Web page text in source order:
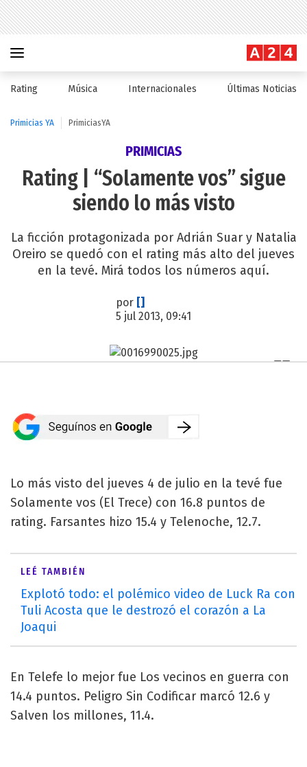
Rating Música Internacionales Últimas Noticias
Primicias YA PrimiciasYA
PRIMICIAS
Rating | “Solamente vos” sigue
siendo lo más visto
La ficción protagonizada por Adrián Suar y Natalia
Oreiro se quedó con el rating más alto del jueves
en la tevé. Mirá todos los números aquí.
por []
5 jul 2013, 09:41
Lo más visto del jueves 4 de julio en la tevé fue
Solamente vos (El Trece) con 16.8 puntos de
rating. Farsantes hizo 15.4 y Telenoche, 12.7.
LEÉ TAMBIÉN
Explotó todo: el polémico video de Luck Ra con
Tuli Acosta que le destrozó el corazón a La
Joaqui
En Telefe lo mejor fue Los vecinos en guerra con
14.4 puntos. Peligro Sin Codificar marcó 12.6 y
Salven los millones, 11.4.